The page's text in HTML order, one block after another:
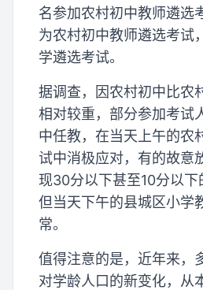
名参加农村初中教师遴选
为农村初中教师遴选考试
学遴选考试。
据调查，因农村初中比农
相对较重，部分参加考试
中任教，在当天上午的农
试中消极应对，有的故意
现30分以下甚至10分以下
但当天下午的县城区小学
常。
值得注意的是，近年来，
对学龄人口的新变化，从